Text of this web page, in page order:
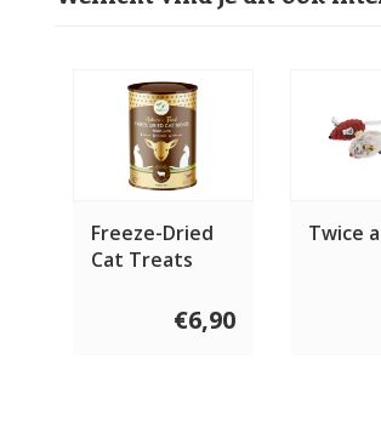
Freeze-Dried
Cat Treats
€6,90
Twice